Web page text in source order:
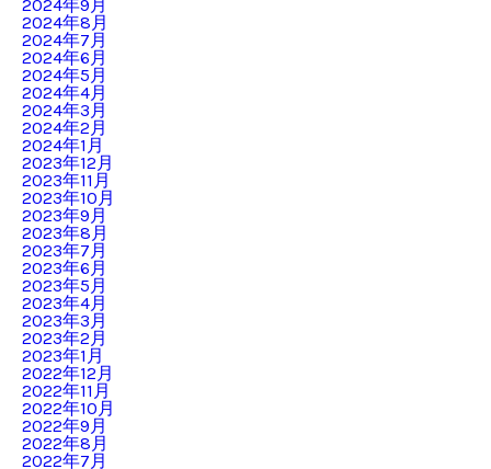
2024年9月
2024年8月
2024年7月
2024年6月
2024年5月
2024年4月
2024年3月
2024年2月
2024年1月
2023年12月
2023年11月
2023年10月
2023年9月
2023年8月
2023年7月
2023年6月
2023年5月
2023年4月
2023年3月
2023年2月
2023年1月
2022年12月
2022年11月
2022年10月
2022年9月
2022年8月
2022年7月